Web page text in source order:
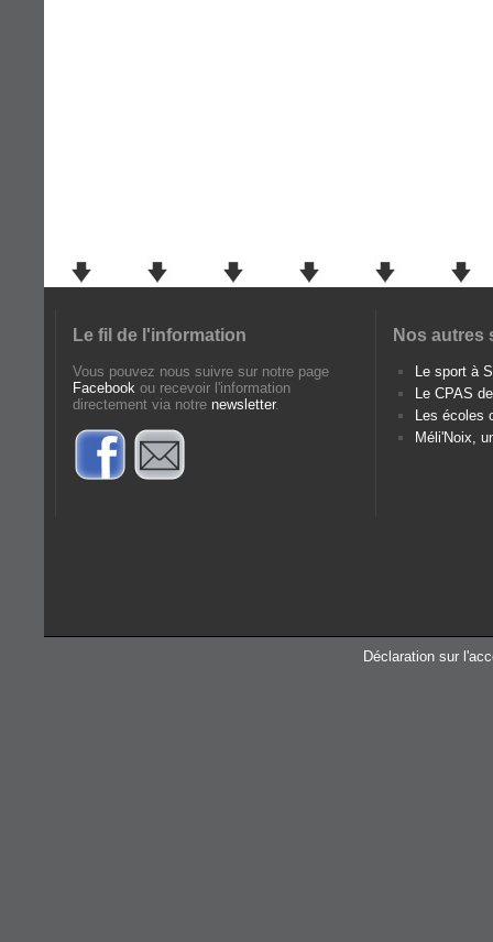
Le fil de l'information
Vous pouvez nous suivre sur notre page
Facebook ou recevoir l'information
directement via notre newsletter.
Nos autres
Le sport à
Le CPAS
Les écoles
Méli'Noix,
Déclaration sur